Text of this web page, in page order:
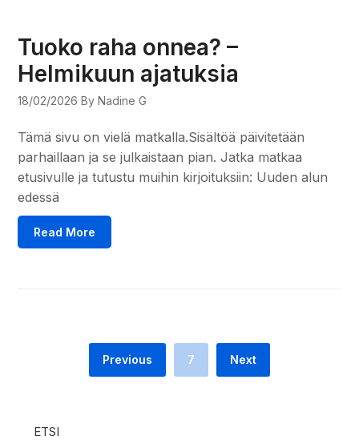
Tuoko raha onnea? –
Helmikuun ajatuksia
18/02/2026 By Nadine G
Tämä sivu on vielä matkalla.Sisältöä päivitetään
parhaillaan ja se julkaistaan pian. Jatka matkaa
etusivulle ja tutustu muihin kirjoituksiin: Uuden alun
edessä
Read More
Previous 7 Next
ETSI